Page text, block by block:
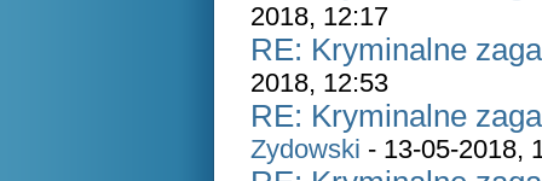
2018, 12:17
RE: Kryminalne
2018, 12:53
RE: Kryminalne
Zydowski - 13-05-2018,